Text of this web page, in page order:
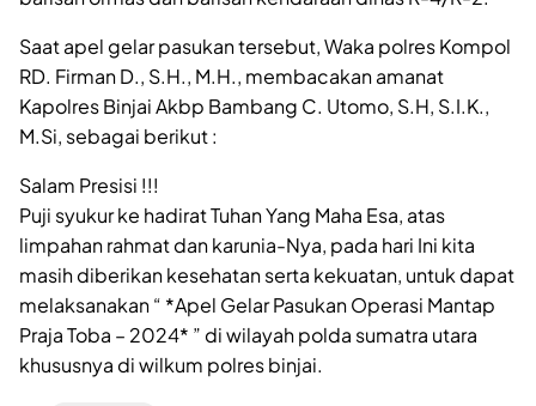
Saat apel gelar pasukan tersebut, Waka polres Kompol
RD. Firman D., S.H., M.H., membacakan amanat
Kapolres Binjai Akbp Bambang C. Utomo, S.H, S.I.K.,
M.Si, sebagai berikut :
Salam Presisi !!!
Puji syukur ke hadirat Tuhan Yang Maha Esa, atas
limpahan rahmat dan karunia-Nya, pada hari Ini kita
masih diberikan kesehatan serta kekuatan, untuk dapat
melaksanakan “ *Apel Gelar Pasukan Operasi Mantap
Praja Toba – 2024* ” di wilayah polda sumatra utara
khususnya di wilkum polres binjai.